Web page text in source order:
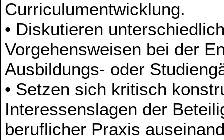
Curriculumentwicklung.
• Diskutieren
Vorgehensweisen bei der
Ausbildungs- oder
• Setzen sich kritisch
Interessenslagen der
beruflicher Praxis